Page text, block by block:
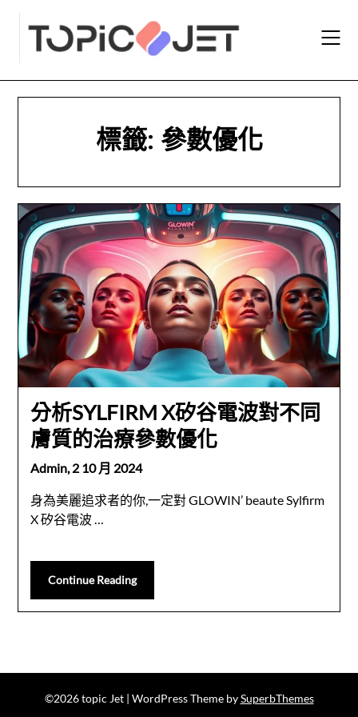
content
標籤: 參數優化
分析SYLFIRM X矽谷電波對不同
膚質的治療參數優化
Admin,2 10 月 2024
身為美麗追求者的你,一定對 GLOWIN’ beaute Sylfirm
X 矽谷電波 …
Continue Reading
©2026 topic Jet | WordPress Theme bySuperbThemes